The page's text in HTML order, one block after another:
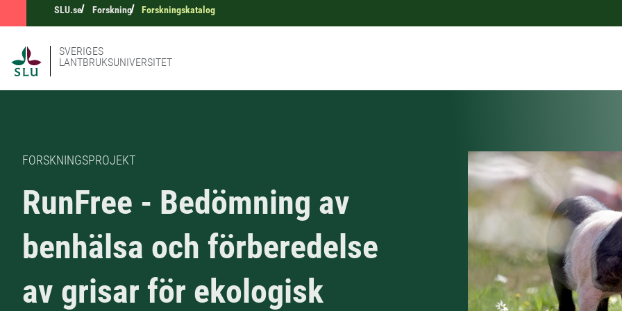
SLU.se Forskning Forskningskatalog
SVERIGES
LANTBRUKSUNIVERSITET
FORSKNINGSPROJEKT
RunFree - Bedömning av
benhälsa och förberedelse
av grisar för ekologisk